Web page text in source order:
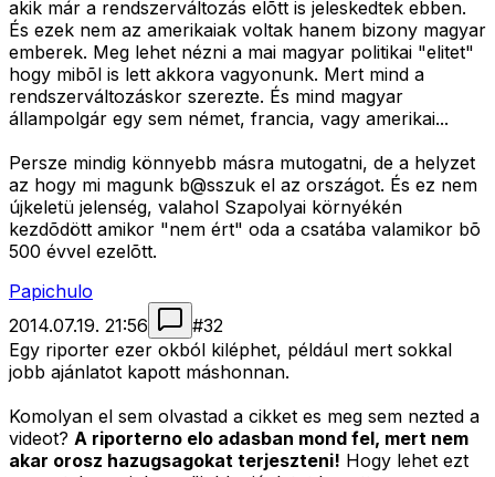
akik már a rendszerváltozás elõtt is jeleskedtek ebben.
És ezek nem az amerikaiak voltak hanem bizony magyar
emberek. Meg lehet nézni a mai magyar politikai "elitet"
hogy mibõl is lett akkora vagyonunk. Mert mind a
rendszerváltozáskor szerezte. És mind magyar
állampolgár egy sem német, francia, vagy amerikai...
Persze mindig könnyebb másra mutogatni, de a helyzet
az hogy mi magunk b@sszuk el az országot. És ez nem
újkeletü jelenség, valahol Szapolyai környékén
kezdõdött amikor "nem ért" oda a csatába valamikor bõ
500 évvel ezelõtt.
Papichulo
2014.07.19. 21:56
#32
Egy riporter ezer okból kiléphet, például mert sokkal
jobb ajánlatot kapott máshonnan.
Komolyan el sem olvastad a cikket es meg sem nezted a
videot? A riporterno elo adasban mond fel, mert nem
akar orosz hazugsagokat terjeszteni! Hogy lehet ezt